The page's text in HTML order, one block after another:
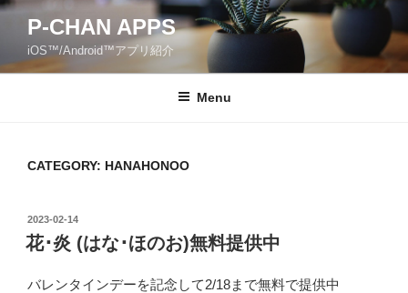
Skip
content
P-CHAN APPS
iOS™/Android™アプリ紹介
Menu
CATEGORY: HANAHONOO
POSTED
ON
2023-02-14
花･炎 (はな･ほのお)無料提供中
バレンタインデーを記念して2/18まで無料で提供中